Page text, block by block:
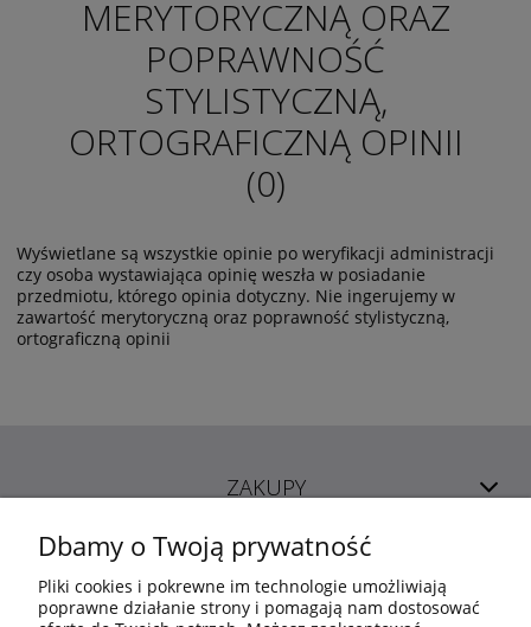
MERYTORYCZNĄ ORAZ
POPRAWNOŚĆ
STYLISTYCZNĄ,
ORTOGRAFICZNĄ OPINII
(0)
Wyświetlane są wszystkie opinie po weryfikacji administracji
czy osoba wystawiająca opinię weszła w posiadanie
przedmiotu, którego opinia dotyczny. Nie ingerujemy w
zawartość merytoryczną oraz poprawność stylistyczną,
ortograficzną opinii
ZAKUPY
POMOC
Dbamy o Twoją prywatność
Pliki cookies i pokrewne im technologie umożliwiają
poprawne działanie strony i pomagają nam dostosować